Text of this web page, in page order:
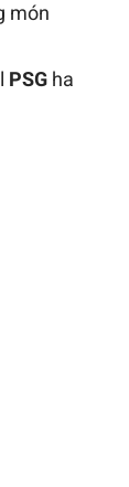
món
PSG ha